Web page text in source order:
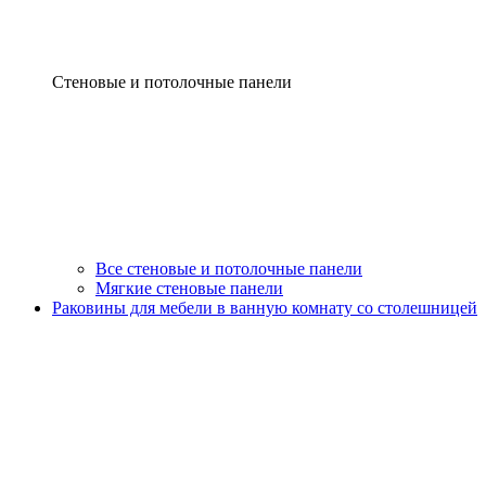
Стеновые и потолочные панели
Все стеновые и потолочные панели
Мягкие стеновые панели
Раковины для мебели в ванную комнату со столешницей